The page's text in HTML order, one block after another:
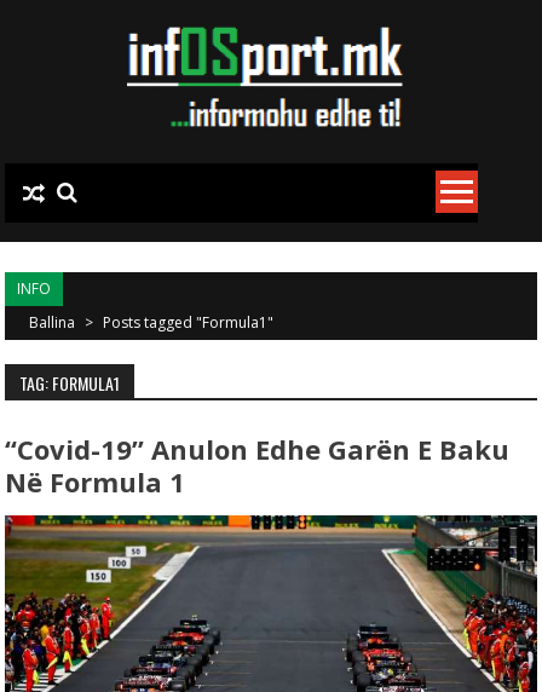
INFO
Ballina > Posts tagged "Formula1"
TAG: FORMULA1
“Covid-19” Anulon Edhe Garën E Baku
Në Formula 1